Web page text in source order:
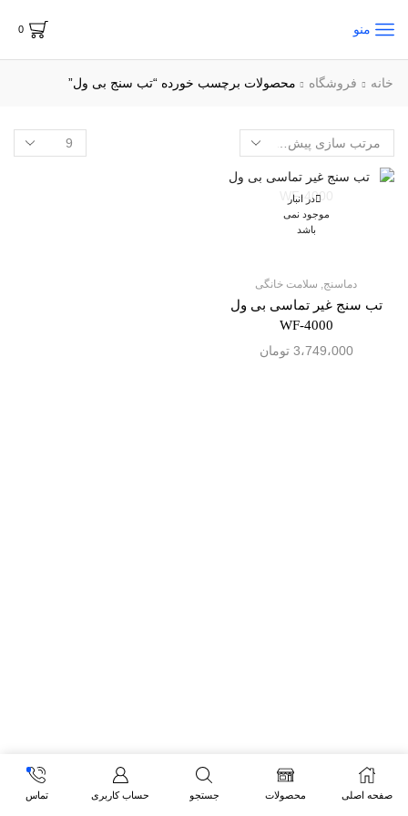
منو 0
خانه فروشگاه محصولات برچسب خورده “تب سنج بی ول”
در انبار
موجود نمی
باشد
دماسنج, سلامت خانگی
تب سنج غیر تماسی بی ول
WF-4000
3،749،000 تومان
صفحه اصلی محصولات جستجو حساب کاربری تماس